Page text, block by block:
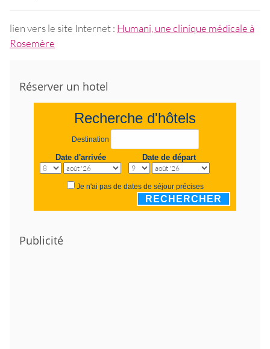
lien vers le site Internet : Humani, une clinique médicale à
Rosemère
Réserver un hotel
Recherche d'hôtels
Destination
Date d'arrivée Date de départ
Je n'ai pas de dates de séjour précises
RECHERCHER
Publicité